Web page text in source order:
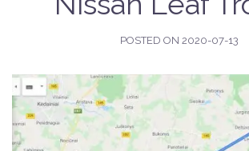
POSTED ON 2020-07-13